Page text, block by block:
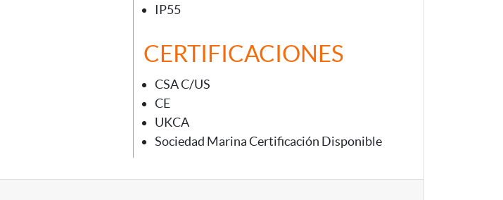
IP55
CERTIFICACIONES
CSA C/US
CE
UKCA
Sociedad Marina Certificación Disponible